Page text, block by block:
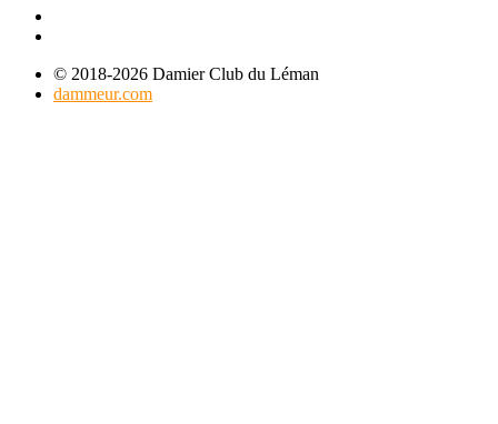
© 2018-2026 Damier Club du Léman
dammeur.com